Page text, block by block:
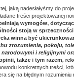
jaką nadesłałyśmy do
treści projektowanej
wymogów,
stoją w
winna być
zrozumienia, pokoju,
i religijnymi
także i tym razem,
konkretnych treści,
się na błędnym